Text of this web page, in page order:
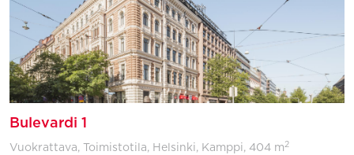
Bulevardi 1
Vuokrattava, Toimistotila, Helsinki, Kamppi, 404 m 2